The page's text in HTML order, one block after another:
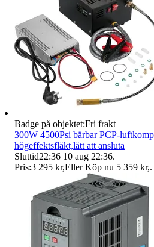
Badge på objektet:Fri frakt
300W 4500Psi bärbar PCP-
högeffektsfläkt,lätt att ansluta
Sluttid22:36 10 aug 22:36.
Pris:3 295 kr,Eller Köp nu 5 359 kr,.